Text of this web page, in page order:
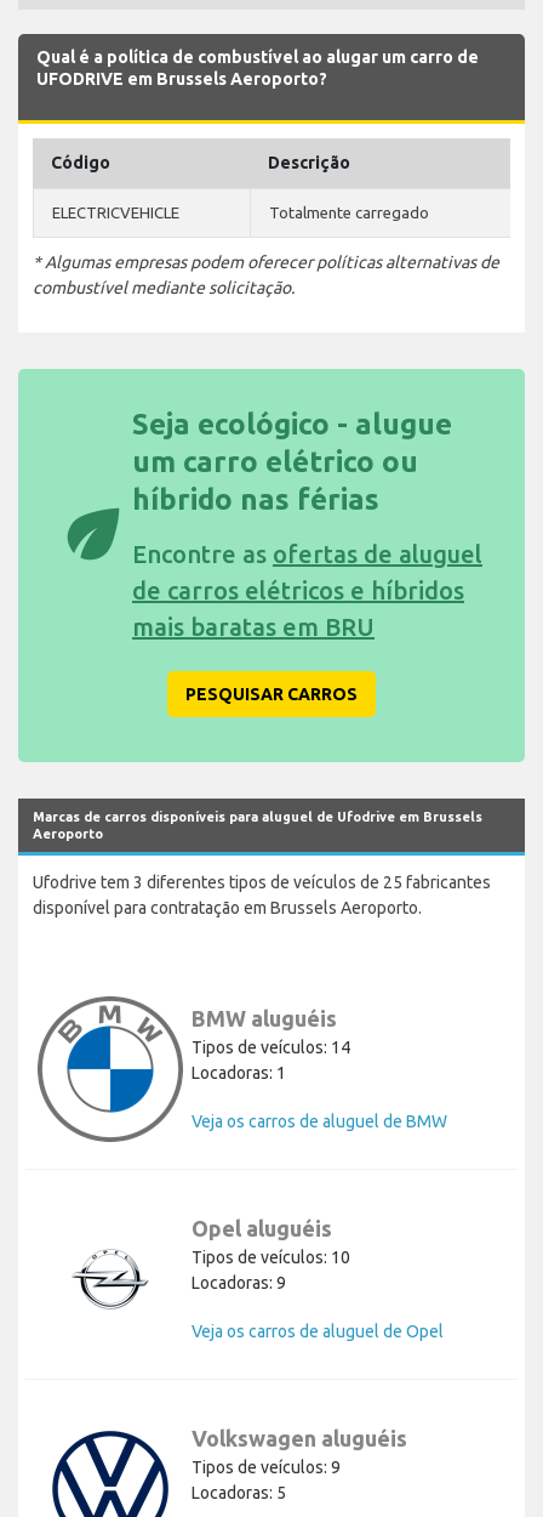
Qual é a política de combustível ao alugar um carro de
UFODRIVE em Brussels Aeroporto?
Código Descrição
ELECTRICVEHICLE Totalmente carregado
* Algumas empresas podem oferecer políticas alternativas de
combustível mediante solicitação.
eco
Seja ecológico - alugue
um carro elétrico ou
híbrido nas férias
Encontre as ofertas de aluguel
de carros elétricos e híbridos
mais baratas em BRU
PESQUISAR CARROS
Marcas de carros disponíveis para aluguel de Ufodrive em Brussels
Aeroporto
Ufodrive tem 3 diferentes tipos de veículos de 25 fabricantes
disponível para contratação em Brussels Aeroporto.
BMW aluguéis
Tipos de veículos: 14
Locadoras: 1
Veja os carros de aluguel de BMW
Opel aluguéis
Tipos de veículos: 10
Locadoras: 9
Veja os carros de aluguel de Opel
Volkswagen aluguéis
Tipos de veículos: 9
Locadoras: 5